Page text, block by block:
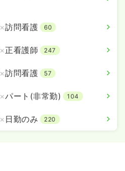
×訪問看護 60
×正看護師 247
×訪問看護 57
×パート(非常勤) 104
× 日勤のみ 220